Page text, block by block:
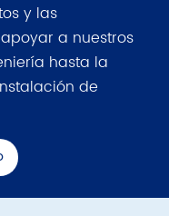
y las
a nuestros
hasta la
de